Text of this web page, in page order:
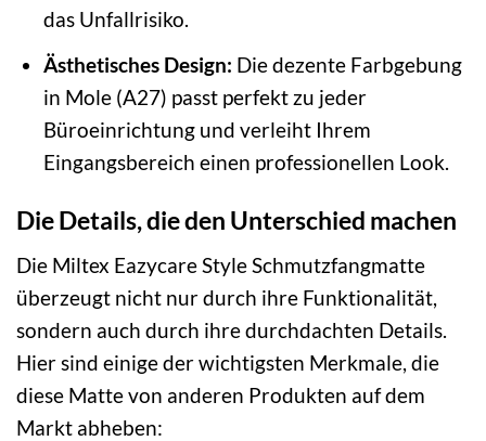
das Unfallrisiko.
Ästhetisches Design: Die dezente Farbgebung
in Mole (A27) passt perfekt zu jeder
Büroeinrichtung und verleiht Ihrem
Eingangsbereich einen professionellen Look.
Die Details, die den Unterschied machen
Die Miltex Eazycare Style Schmutzfangmatte
überzeugt nicht nur durch ihre Funktionalität,
sondern auch durch ihre durchdachten Details.
Hier sind einige der wichtigsten Merkmale, die
diese Matte von anderen Produkten auf dem
Markt abheben: